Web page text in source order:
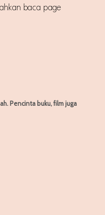
baca page
Pencinta buku, film juga